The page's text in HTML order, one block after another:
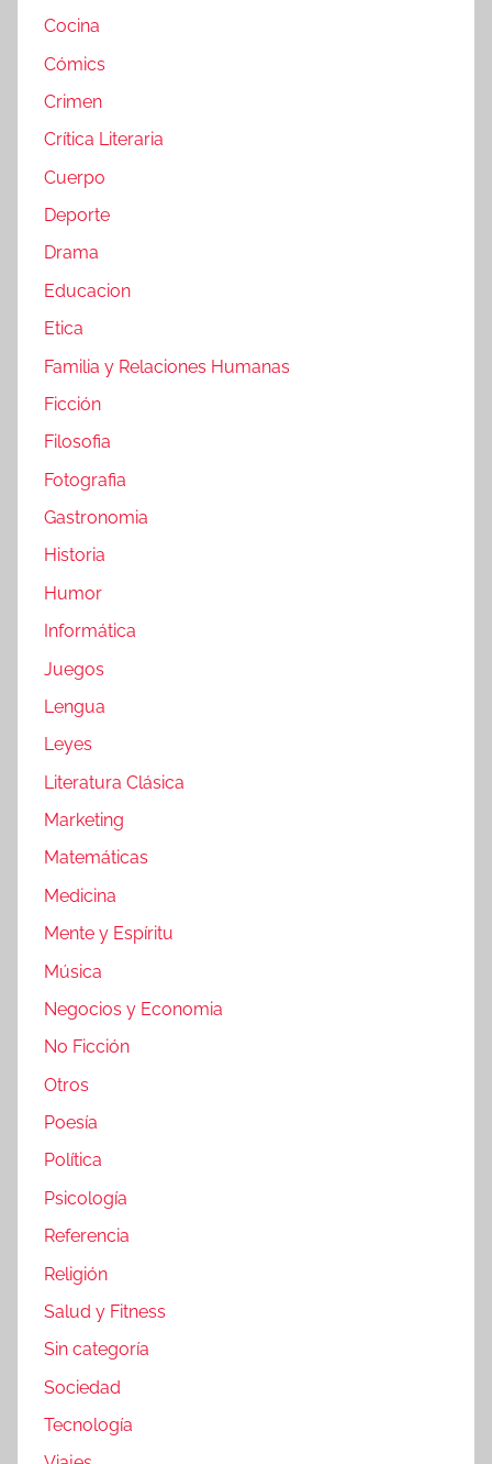
Cocina
Cómics
Crimen
Crítica Literaria
Cuerpo
Deporte
Drama
Educacion
Etica
Familia y Relaciones Humanas
Ficción
Filosofia
Fotografia
Gastronomia
Historia
Humor
Informática
Juegos
Lengua
Leyes
Literatura Clásica
Marketing
Matemáticas
Medicina
Mente y Espíritu
Música
Negocios y Economia
No Ficción
Otros
Poesía
Política
Psicología
Referencia
Religión
Salud y Fitness
Sin categoría
Sociedad
Tecnología